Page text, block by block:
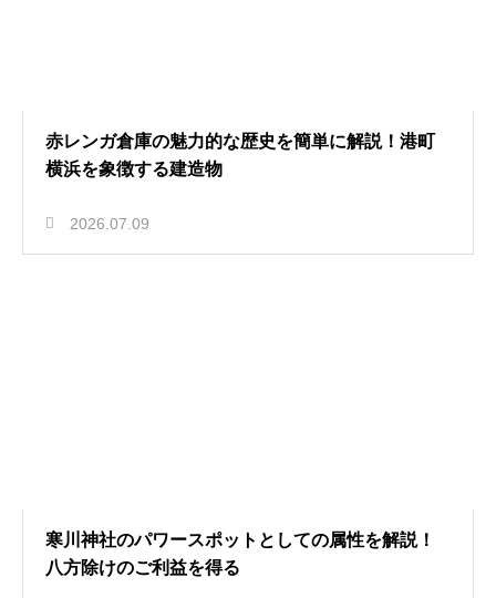
赤レンガ倉庫の魅力的な歴史を簡単に解説！港町
横浜を象徴する建造物
2026.07.09
寒川神社のパワースポットとしての属性を解説！
八方除けのご利益を得る